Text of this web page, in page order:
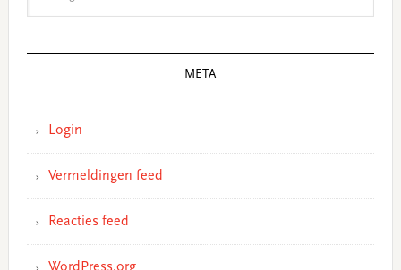
META
Login
Vermeldingen feed
Reacties feed